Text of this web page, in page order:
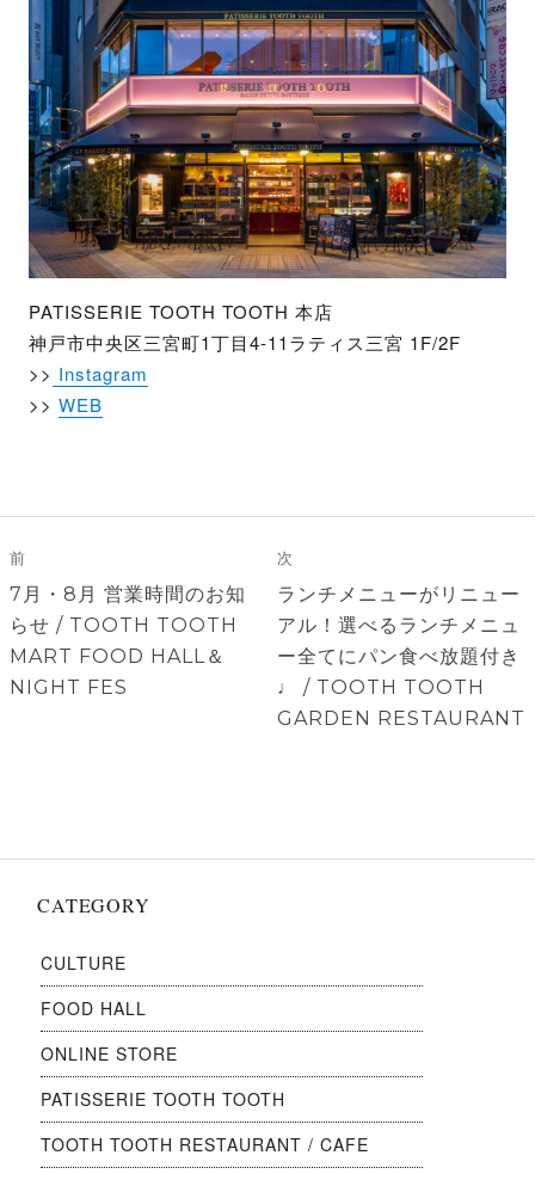
PATISSERIE TOOTH TOOTH 本店
神戸市中央区三宮町1丁目4-11ラティス三宮 1F/2F
>> Instagram
>> WEB
稿
ナ
ビ
ゲ
ー
前
前
の
投
稿:
7月・8月 営業時間のお知
らせ / TOOTH TOOTH
MART FOOD HALL＆
NIGHT FES
次
次
の
投
稿:
ランチメニューがリニュー
アル！選べるランチメニュ
ー全てにパン食べ放題付き
♩ / TOOTH TOOTH
GARDEN RESTAURANT
CATEGORY
CULTURE
FOOD HALL
ONLINE STORE
PATISSERIE TOOTH TOOTH
TOOTH TOOTH RESTAURANT / CAFE